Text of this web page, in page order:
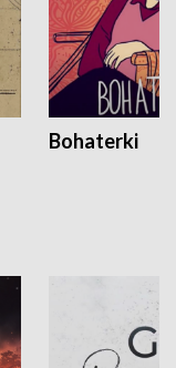
Bohaterki